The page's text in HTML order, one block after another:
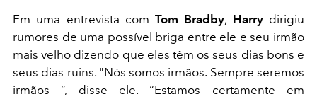
Em uma entrevista comTom Bradby, Harrydirigiu
rumores de uma possível briga entre ele e seu irmão
mais velho dizendo que eles têm os seus dias bons e
seus dias ruins. "Nós somos irmãos. Sempre seremos
irmãos ”, disse ele. “Estamos certamente em